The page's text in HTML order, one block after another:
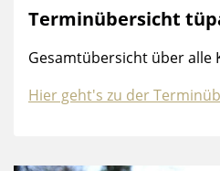
Terminübersicht
Gesamtübersicht über alle
Hier geht's zu der